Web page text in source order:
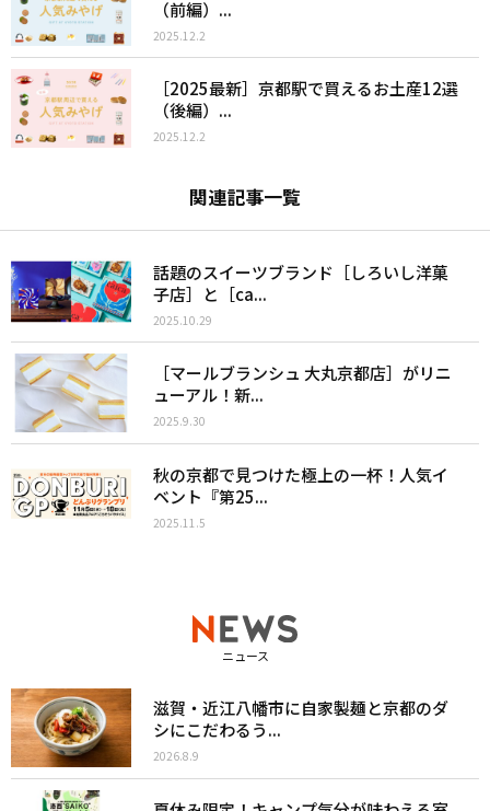
（前編）...
2025.12.2
［2025最新］京都駅で買えるお土産12選
（後編）...
2025.12.2
関連記事一覧
話題のスイーツブランド［しろいし洋菓
子店］と［ca...
2025.10.29
［マールブランシュ 大丸京都店］がリニ
ューアル！新...
2025.9.30
秋の京都で見つけた極上の一杯！人気イ
ベント『第25...
2025.11.5
ニュース
滋賀・近江八幡市に自家製麺と京都のダ
シにこだわるう...
2026.8.9